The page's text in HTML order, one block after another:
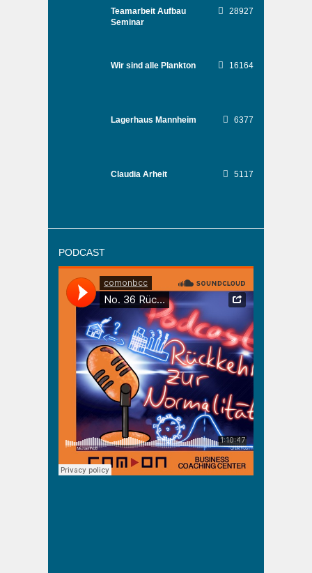
Teamarbeit Aufbau
Seminar
28927
Wir sind alle Plankton 16164
Lagerhaus Mannheim 6377
Claudia Arheit 5117
PODCAST